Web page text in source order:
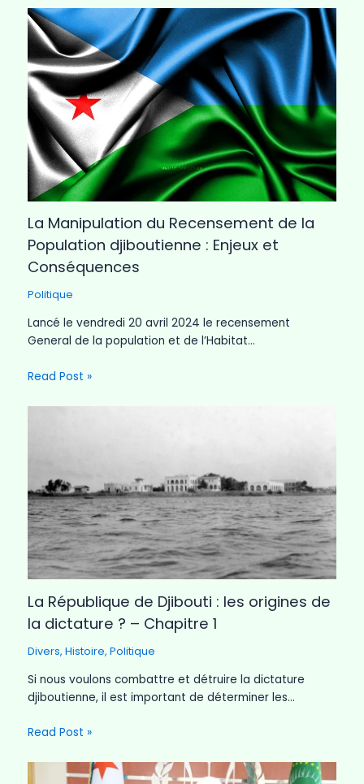
La Manipulation du Recensement de la
Population djiboutienne : Enjeux et
Conséquences
Politique
Lancé le vendredi 20 avril 2024 le recensement
General de la population et de l’Habitat…
Read Post »
La République de Djibouti : les origines de
la dictature ? – Chapitre 1
Divers,Histoire,Politique
Si nous voulons combattre et détruire la dictature
djiboutienne, il est important de déterminer les…
Read Post »